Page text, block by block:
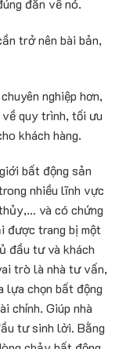
đắn vềnó.
ần trởnên bài bản,
nghiệp hơn,
vềquy trình, tối ưu
khách hàng.
ới bất động sản
nhiều lĩnh vực
ủy,… và có chứng
i được trang bịmột
ủ đầu tư và khách
trò là nhà tư vấn,
lựa chọn bất động
chính. Giúp nhà
ầu tư sinh lời. Bằng